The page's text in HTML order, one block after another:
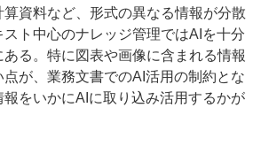
用語集 印刷機材年鑑
入申し込み
サイトポリシー
資料など、形式の異なる情報が分散
スト中心のナレッジ管理ではAIを十分
る。特に図表や画像に含まれる情報
が、業務文書でのAI活用の制約とな
をいかにAIに取り込み活用するかが